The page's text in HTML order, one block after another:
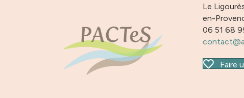
Le
en-
06 51 68
Faire